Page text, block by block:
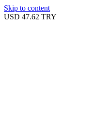
Skip to content
USD 47.62 TRY